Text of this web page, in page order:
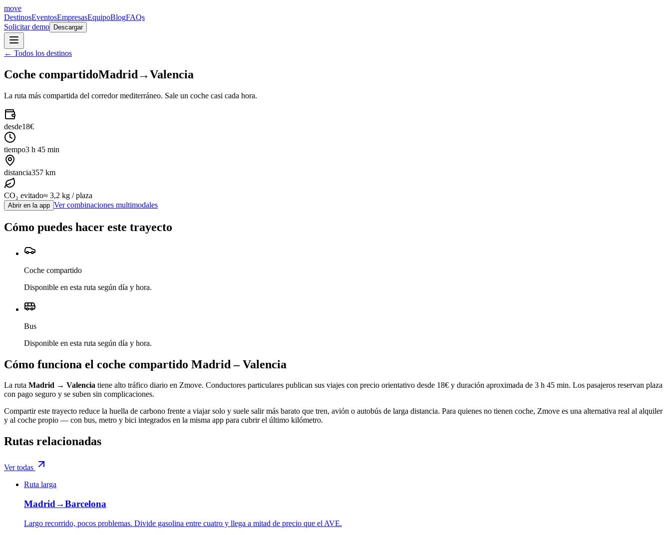
move
DestinosEventosEmpresasEquipoBlogFAQs
Solicitar demo
Descargar
← Todos los destinos
Coche compartidoMadrid→Valencia
La ruta más compartida del corredor mediterráneo. Sale un coche casi cada hora.
desde18€
tiempo3 h 45 min
distancia357 km
CO₂ evitado≈ 3,2 kg / plaza
Abrir en la app Ver combinaciones multimodales
Cómo puedes hacer este trayecto
Coche compartido
Disponible en esta ruta según día y hora.
Bus
Disponible en esta ruta según día y hora.
Cómo funciona el coche compartido Madrid –Valencia
La ruta Madrid → Valencia tiene alto tráfico diario en Zmove. Conductores particulares publican sus viajes con precio orientativo desde 18€ y duración aproximada de 3 h 45 min. Los pasajeros reservan plaza
con pago seguro y se suben sin complicaciones.
Compartir este trayecto reduce la huella de carbono frente a viajar solo y suele salir más barato que tren, avión o autobús de larga distancia. Para quienes no tienen coche, Zmove es una alternativa real al alquiler
y al coche propio — con bus, metro y bici integrados en la misma app para cubrir el último kilómetro.
Rutas relacionadas
Ver todas
Ruta larga
Madrid→Barcelona
Largo recorrido, pocos problemas. Divide gasolina entre cuatro y llega a mitad de precio que el AVE.